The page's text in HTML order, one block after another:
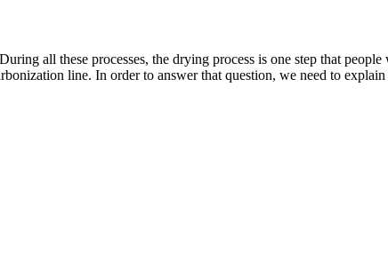
During all these processes, the drying process is one step that people
line. In order to answer that question, we need to explain